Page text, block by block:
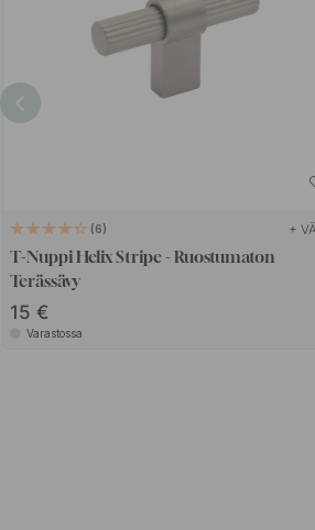
6 +
T-Nuppi Helix Stripe - Ruostumaton
Terässävy
15
Varastossa